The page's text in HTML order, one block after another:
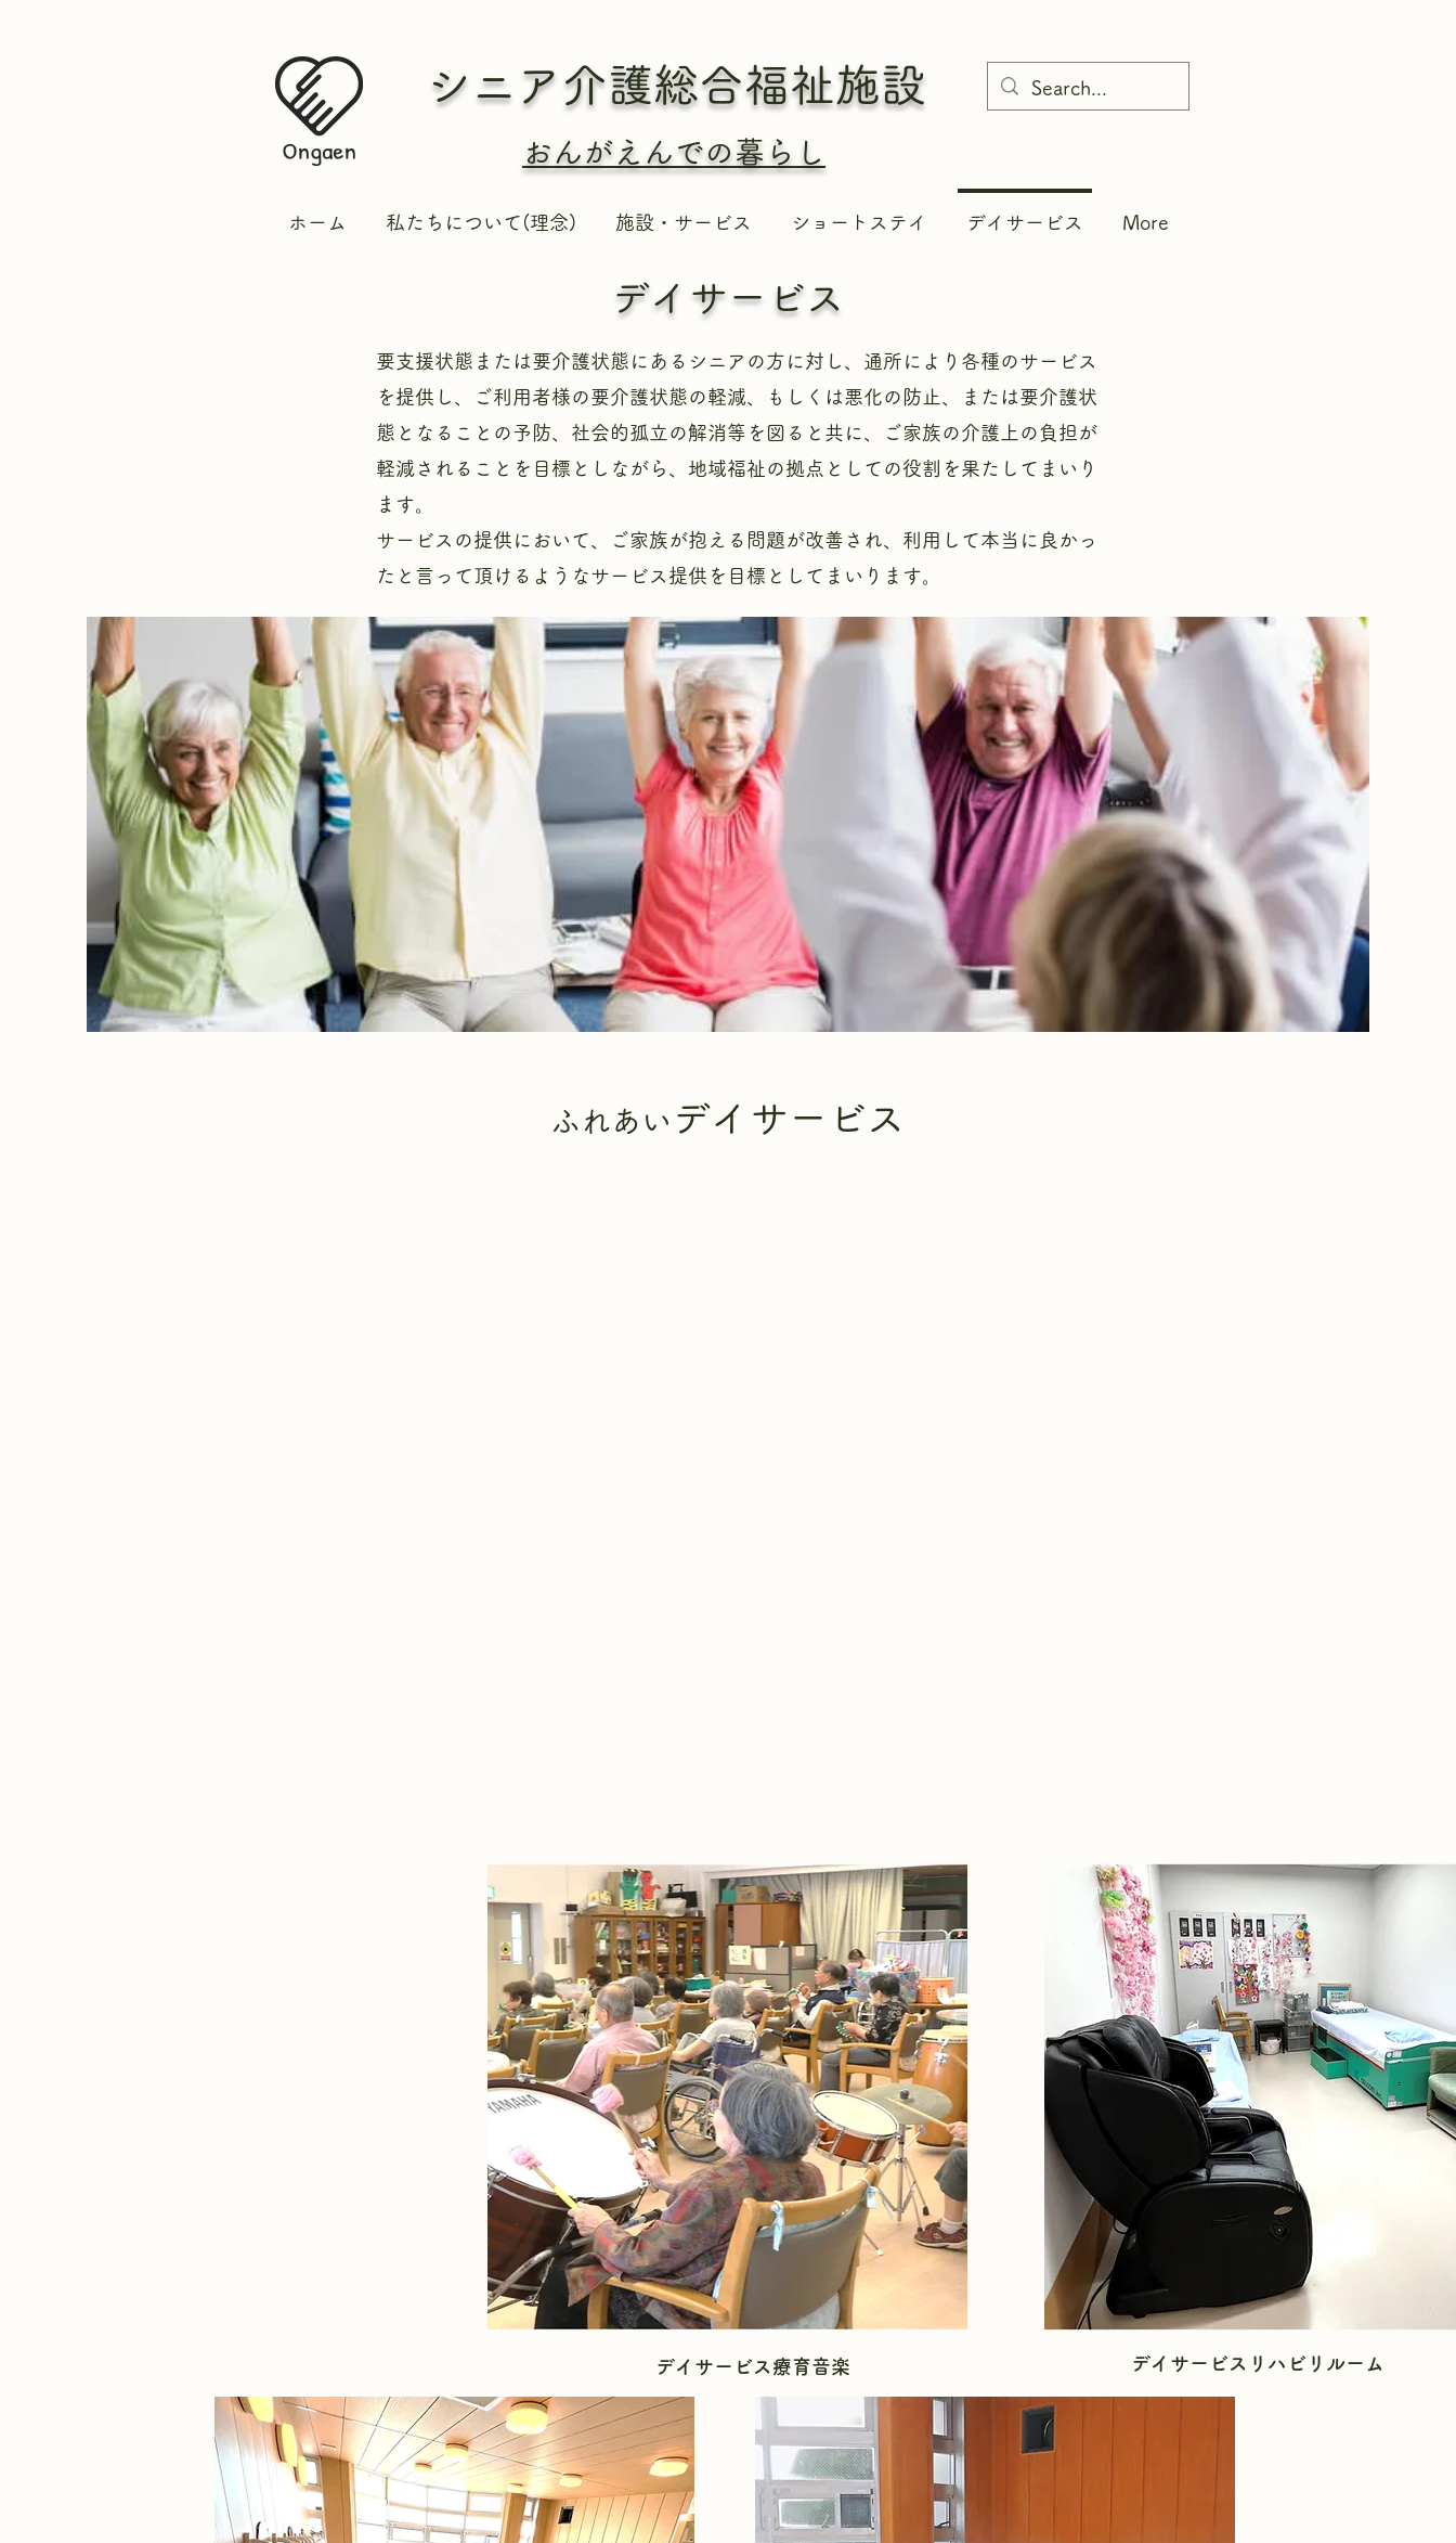
シニア介護総合福祉施設
おんがえんでの暮らし
ホーム 私たちについて(理念) 施設・サービス ショートステイ デイサービス More
デイサービス
要支援状態または要介護状態にあるシニアの方に対し、通所により各種のサービス
を提供し、ご利用者様の要介護状態の軽減、もしくは悪化の防止、または要介護状
態となることの予防、社会的孤立の解消等を図ると共に、ご家族の介護上の負担が
軽減されることを目標としながら、地域福祉の拠点としての役割を果たしてまいり
ます。
​サービスの提供において、ご家族が抱える問題が改善され、利用して本当に良かっ
たと言って頂けるようなサービス提供を目標としてまいります。
ふれあい デイサービス
デイサービス療育音楽 デイサービスリハビリルーム